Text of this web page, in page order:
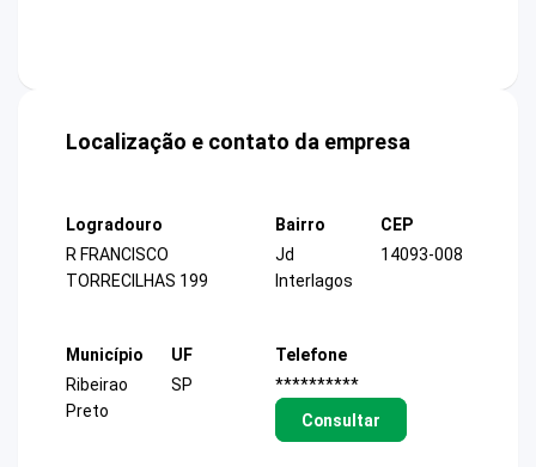
Localização e contato da empresa
Logradouro
R FRANCISCO
TORRECILHAS 199
Bairro
Jd
Interlagos
CEP
14093-008
Município
Ribeirao
Preto
UF
SP
Telefone
**********
Consultar